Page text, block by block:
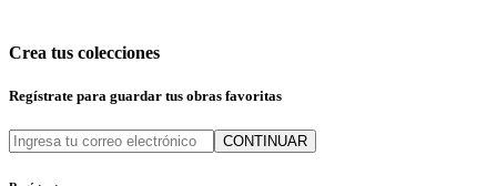
Crea tus colecciones
Regístrate para guardar tus obras favoritas
CONTINUAR